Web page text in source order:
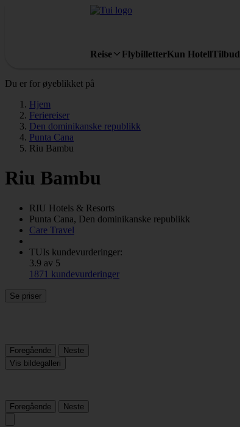
Reise FlybilletterKun HotellTilbud
Du er for øyeblikket på
Hjem
Feriereiser
Den dominikanske republikk
Punta Cana
Riu Bambu
Riu Bambu
RIU Hotels & Resorts
Punta Cana, Den dominikanske republikk
Care Travel
TUIs kundevurderinger:
3.9 av 5
1871 kundevurderinger
Se priser
Foregående
Neste
Vis bildegalleri
Foregående Neste